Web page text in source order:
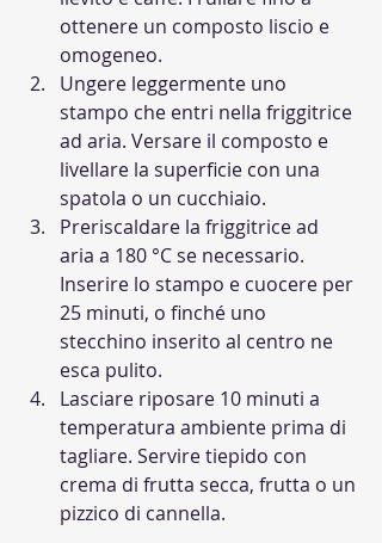
ottenere un composto liscio e
omogeneo.
Ungere leggermente uno
stampo che entri nella friggitrice
ad aria. Versare il composto e
livellare la superficie con una
spatola o un cucchiaio.
Preriscaldare la friggitrice ad
aria a 180 °C se necessario.
Inserire lo stampo e cuocere per
25 minuti, o finché uno
stecchino inserito al centro ne
esca pulito.
Lasciare riposare 10 minuti a
temperatura ambiente prima di
tagliare. Servire tiepido con
crema di frutta secca, frutta o un
pizzico di cannella.